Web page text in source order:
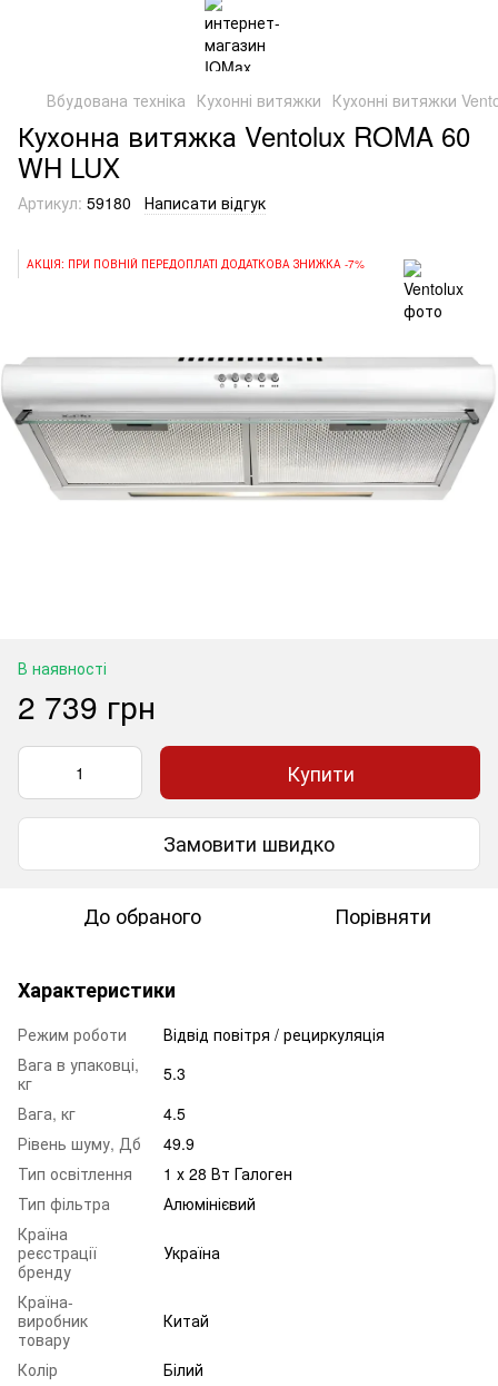
Вбудована техніка Кухонні витяжки Кухонні витяжки
Кухонна витяжка Ventolux ROMA 60
WH LUX
Артикул: 59180 Написати відгук
АКЦІЯ: ПРИ ПОВНІЙ ПЕРЕДОПЛАТІ ДОДАТКОВА ЗНИЖКА -7%
В наявності
2 739 грн
Купити
Замовити швидко
До обраного Порівняти
Характеристики
Режим роботи
Відвід повітря / рециркуляція
Вага в упаковці,
кг
5.3
Вага, кг
4.5
Рівень шуму, Дб
49.9
Тип освітлення
1 х 28 Вт Галоген
Тип фільтра
Алюмінієвий
Країна
реєстрації
бренду
Україна
Країна-
виробник
товару
Китай
Колір
Білий